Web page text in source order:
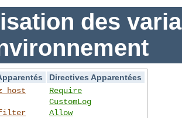
des
Directives Apparentées
Require
CustomLog
Allow